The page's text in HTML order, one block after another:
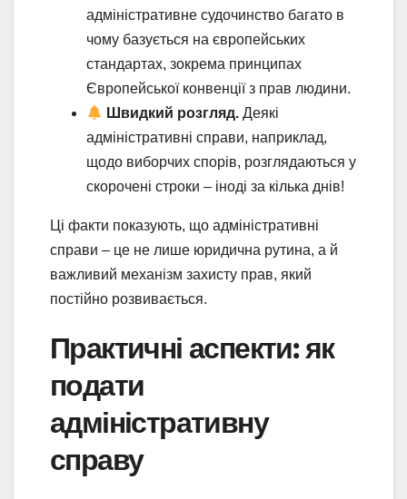
адміністративне судочинство багато в
чому базується на європейських
стандартах, зокрема принципах
Європейської конвенції з прав людини.
Швидкий розгляд. Деякі
адміністративні справи, наприклад,
щодо виборчих спорів, розглядаються у
скорочені строки – іноді за кілька днів!
Ці факти показують, що адміністративні
справи – це не лише юридична рутина, а й
важливий механізм захисту прав, який
постійно розвивається.
Практичні аспекти: як
подати
адміністративну
справу